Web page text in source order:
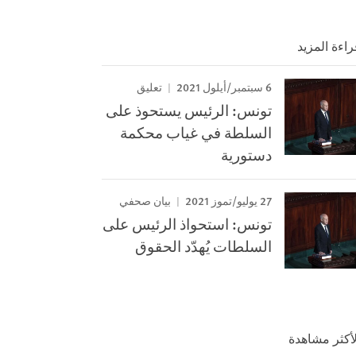
المزيد
6 سبتمبر/أيلول 2021 تعليق
تونس: الرئيس يستحوذ على
السلطة في غياب محكمة
دستورية
27 يوليو/تموز 2021 بيان صحفي
تونس: استحواذ الرئيس على
السلطات يُهدّد الحقوق
مشاهدة